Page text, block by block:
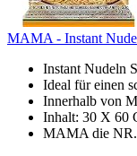
MAMA - Instant
Instant Nudeln
Ideal für einen
Innerhalb von
Inhalt: 30 X 60
MAMA die